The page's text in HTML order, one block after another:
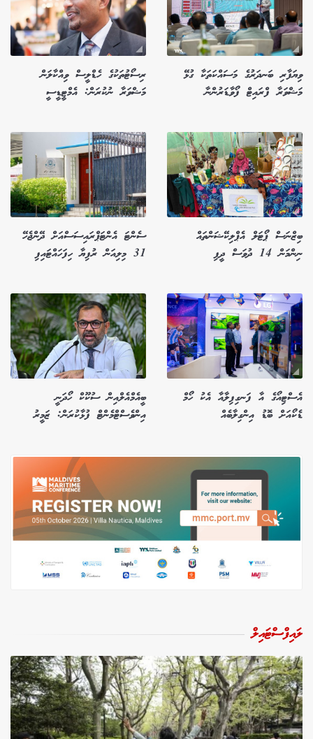
ވިޔަފާރި ބަނދަރުގެ މަސައްކަތަކާ ގުޅޭ
މަޝްވަރާ ފްރައިޓް ފޯވާޑަރުންނާ
ރިސޯޓުތަކުގެ ހެޑްލީސް ވިއްކާލަން
މަޝްވަރާ ނުކުރަން: އެމްޓީޑީސީ
ބިޒްނަސް ޕޯޓަލް އެޕްލިކޭޝަންތައް
ނިންމަން 14 ދުވަސް ދީފި
ސެންޓަ އެންޓަޕްރައިސަސްއަށް ދޭންޖެހޭ
31 މިލިއަން ރުފިޔާ ހިފަހައްޓައިފި
އެސްޓިއޯގެ އާ ފަނގިފިލާއާ އެކު ހޯމް
ޑެކޯއަށް ބޮޑު އިންގިލާބެއް
ބީއެމްއެލްއިން ސުކޫކް ހޯދަނީ
އިންވެސްޓްމެންޓް ފުޅާކުރަން: ޒަމީރު
ލައިފްސްޓައިލް